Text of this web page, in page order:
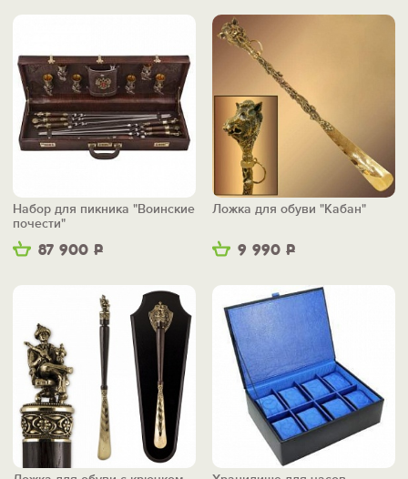
87 900 Р
Набор для пикника "Воинские
почести"
9 990 Р
Ложка для обуви "Кабан"